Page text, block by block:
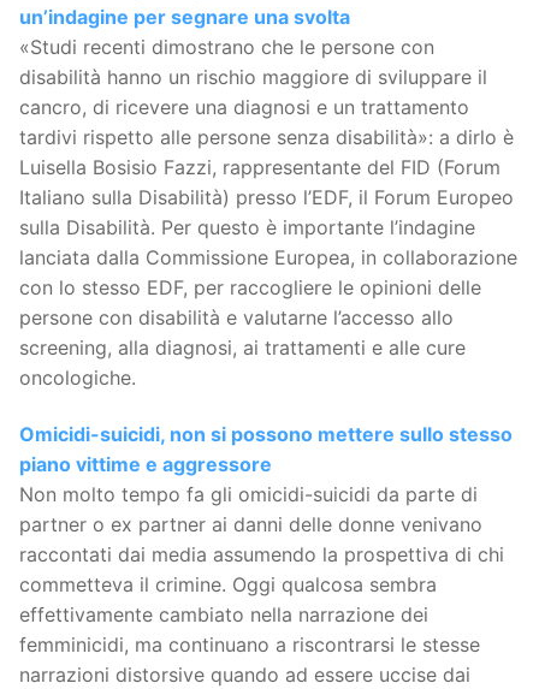
un’indagine per segnare una svolta
«Studi recenti dimostrano che le persone con
disabilità hanno un rischio maggiore di sviluppare il
cancro, di ricevere una diagnosi e un trattamento
tardivi rispetto alle persone senza disabilità»: a dirlo è
Luisella Bosisio Fazzi, rappresentante del FID (Forum
Italiano sulla Disabilità) presso l’EDF, il Forum Europeo
sulla Disabilità. Per questo è importante l’indagine
lanciata dalla Commissione Europea, in collaborazione
con lo stesso EDF, per raccogliere le opinioni delle
persone con disabilità e valutarne l’accesso allo
screening, alla diagnosi, ai trattamenti e alle cure
oncologiche.
Omicidi-suicidi, non si possono mettere sullo stesso
piano vittime e aggressore
Non molto tempo fa gli omicidi-suicidi da parte di
partner o ex partner ai danni delle donne venivano
raccontati dai media assumendo la prospettiva di chi
commetteva il crimine. Oggi qualcosa sembra
effettivamente cambiato nella narrazione dei
femminicidi, ma continuano a riscontrarsi le stesse
narrazioni distorsive quando ad essere uccise dai